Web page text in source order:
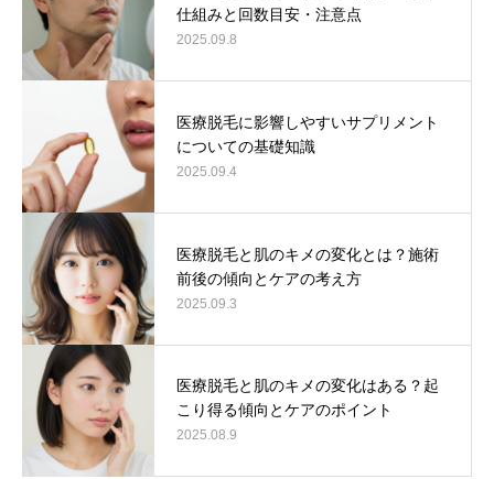
仕組みと回数目安・注意点
2025.09.8
医療脱毛に影響しやすいサプリメント
についての基礎知識
2025.09.4
医療脱毛と肌のキメの変化とは？施術
前後の傾向とケアの考え方
2025.09.3
医療脱毛と肌のキメの変化はある？起
こり得る傾向とケアのポイント
2025.08.9